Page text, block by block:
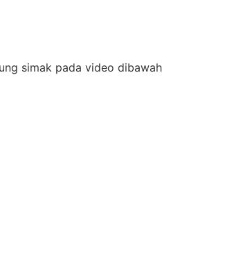
simak pada video dibawah